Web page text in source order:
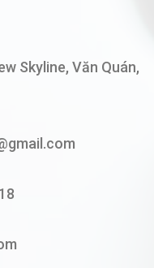
Skyline, Văn Quán,